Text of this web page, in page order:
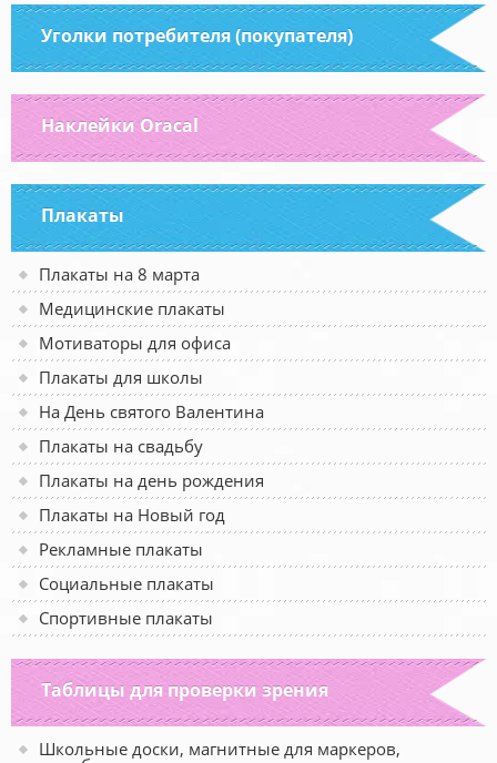
Уголки потребителя (покупателя)
Наклейки Oracal
Плакаты
Плакаты на 8 марта
Медицинские плакаты
Мотиваторы для офиса
Плакаты для школы
На День святого Валентина
Плакаты на свадьбу
Плакаты на день рождения
Плакаты на Новый год
Рекламные плакаты
Социальные плакаты
Спортивные плакаты
Таблицы для проверки зрения
Школьные доски, магнитные для маркеров,